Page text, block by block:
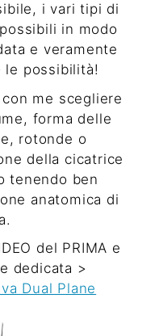
i vari tipi di
in modo
e veramente
le possibilità!
me scegliere
forma delle
rotonde o
della cicatrice
tenendo ben
anatomica di
del PRIMA e
dedicata >
Dual Plane